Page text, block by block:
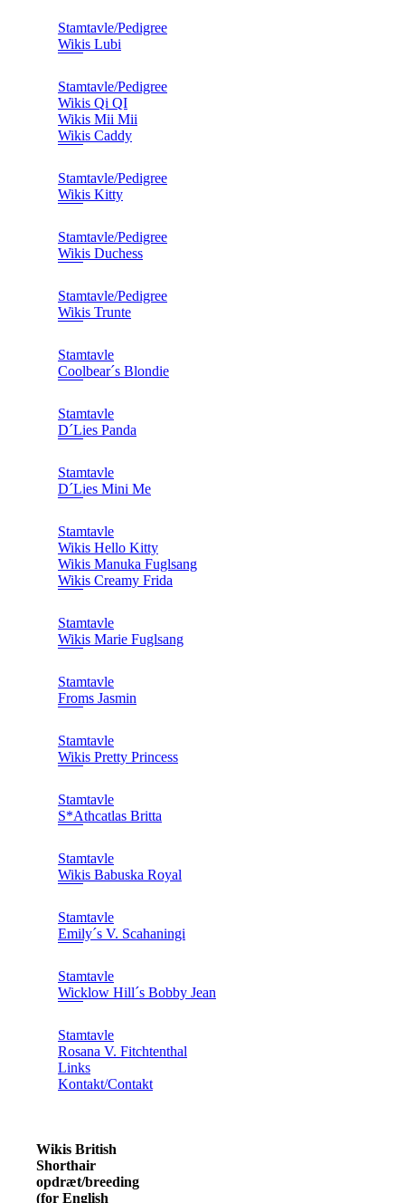
Stamtavle/Pedigree
Wikis Lubi
Stamtavle/Pedigree
Wikis Qi QI
Wikis Mii Mii
Wikis Caddy
Stamtavle/Pedigree
Wikis Kitty
Stamtavle/Pedigree
Wikis Duchess
Stamtavle/Pedigree
Wikis Trunte
Stamtavle
Coolbear´s Blondie
Stamtavle
D´Lies Panda
Stamtavle
D´Lies Mini Me
Stamtavle
Wikis Hello Kitty
Wikis Manuka Fuglsang
Wikis Creamy Frida
Stamtavle
Wikis Marie Fuglsang
Stamtavle
Froms Jasmin
Stamtavle
Wikis Pretty Princess
Stamtavle
S*Athcatlas Britta
Stamtavle
Wikis Babuska Royal
Stamtavle
Emily´s V. Scahaningi
Stamtavle
Wicklow Hill´s Bobby Jean
Stamtavle
Rosana V. Fitchtenthal
Links
Kontakt/Contakt
Wikis British
Shorthair
opdræt/breeding
(for English